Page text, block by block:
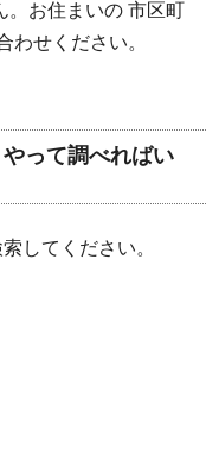
。お住まいの 市区町
わせください。
って調べればい
してください。